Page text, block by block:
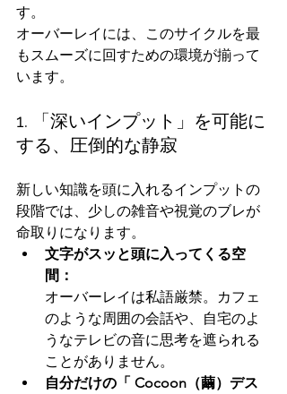
す。
オーバーレイには、このサイクルを最
もスムーズに回すための環境が揃って
います。
1. 「深いインプット」を可能に
する、圧倒的な静寂
新しい知識を頭に入れるインプットの
段階では、少しの雑音や視覚のブレが
命取りになります。
文字がスッと頭に入ってくる空
間：
オーバーレイは私語厳禁。カフェ
のような周囲の会話や、自宅のよ
うなテレビの音に思考を遮られる
ことがありません。
自分だけの「 Cocoon（繭）デス